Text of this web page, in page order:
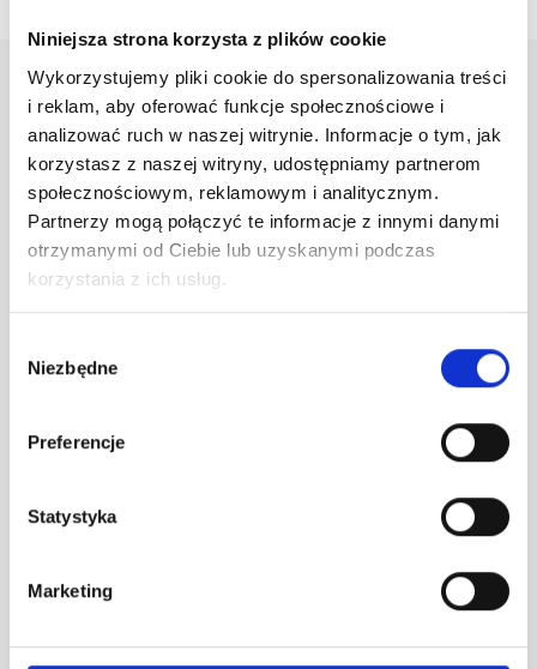
Niniejsza strona korzysta z plików cookie
Wykorzystujemy pliki cookie do spersonalizowania treści
i reklam, aby oferować funkcje społecznościowe i
analizować ruch w naszej witrynie. Informacje o tym, jak
korzystasz z naszej witryny, udostępniamy partnerom
społecznościowym, reklamowym i analitycznym.
Partnerzy mogą połączyć te informacje z innymi danymi
otrzymanymi od Ciebie lub uzyskanymi podczas
korzystania z ich usług.
zgody
Niezbędne
Preferencje
Statystyka
Marketing
Dane adresowe
Przedsiębiorstwo Handlowo Usługowe „INTERCOSMETIC”
Sp. z o.o.
NIP: 5862280945
REGON: 221807190
81-534 Gdynia
ul. Olgierda 125a nr lok.1
biuro@ph-intercosmetic.pl
tel.58 664 97 98